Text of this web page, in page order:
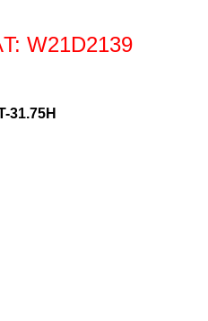
W21D2139
31.75H